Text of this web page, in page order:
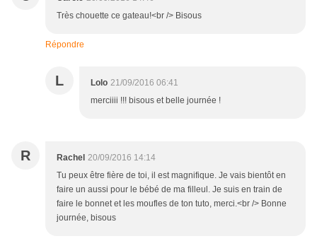
Très chouette ce gateau!<br /> Bisous
Répondre
L Lolo 21/09/2016 06:41
merciiii !!! bisous et belle journée !
R Rachel 20/09/2016 14:14
Tu peux être fière de toi, il est magnifique. Je vais bientôt en
faire un aussi pour le bébé de ma filleul. Je suis en train de
faire le bonnet et les moufles de ton tuto, merci.<br /> Bonne
journée, bisous